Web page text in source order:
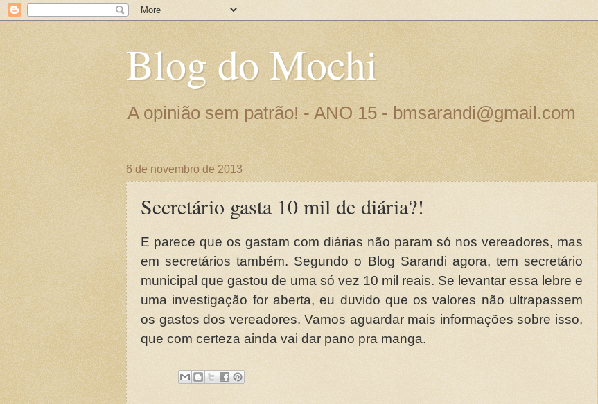
Blog do Mochi
A opinião sem patrão! - ANO 15 - bmsarandi@gmail.com
6 de novembro de 2013
Secretário gasta 10 mil de diária?!
E parece que os gastam com diárias não param só nos vereadores, mas
em secretários também. Segundo o Blog Sarandi agora, tem secretário
municipal que gastou de uma só vez 10 mil reais. Se levantar essa lebre e
uma investigação for aberta, eu duvido que os valores não ultrapassem
os gastos dos vereadores. Vamos aguardar mais informações sobre isso,
que com certeza ainda vai dar pano pra manga.